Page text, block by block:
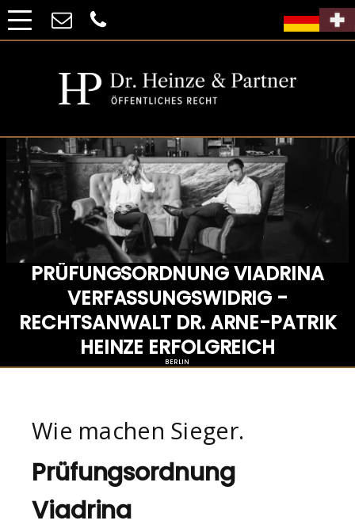
PRÜFUNGSORDNUNG VIADRINA
VERFASSUNGSWIDRIG -
RECHTSANWALT DR. ARNE-PATRIK
HEINZE ERFOLGREICH
BERLIN
Wie machen Sieger.
Prüfungsordnung
Viadrina